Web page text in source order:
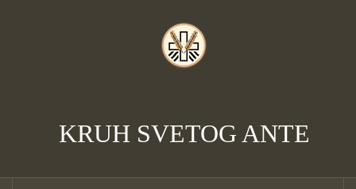
KRUH SVETOG ANTE